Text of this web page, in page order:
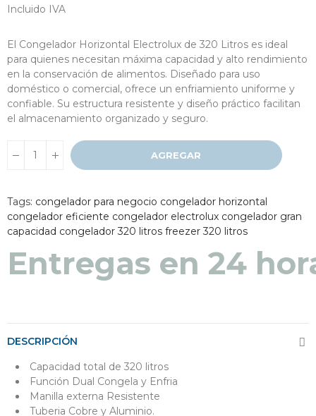
Incluido IVA
El Congelador Horizontal Electrolux de 320 Litros es ideal
para quienes necesitan máxima capacidad y alto rendimiento
en la conservación de alimentos. Diseñado para uso
doméstico o comercial, ofrece un enfriamiento uniforme y
confiable. Su estructura resistente y diseño práctico facilitan
el almacenamiento organizado y seguro.
AGREGAR
Tags: congelador para negocio congelador horizontal
congelador eficiente congelador electrolux congelador gran
capacidad congelador 320 litros freezer 320 litros
Entregas en 24
DESCRIPCIÓN
Capacidad total de 320 litros
Función Dual Congela y Enfria
Manilla externa Resistente
Tuberia Cobre y Aluminio.